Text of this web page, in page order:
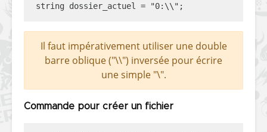
string dossier_actuel = "0:\\";
Il faut impérativement utiliser une double
barre oblique ("\\") inversée pour écrire
une simple "\".
Commande pour créer un fichier